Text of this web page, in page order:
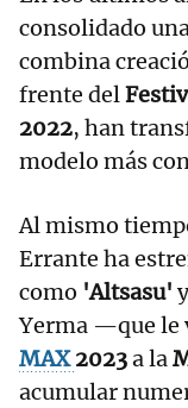
consolidado
combina
frente del
2022, han
modelo más
Al mismo
Errante ha
como 'Altsasu'
Yerma —que le
MAX2023a la
acumular